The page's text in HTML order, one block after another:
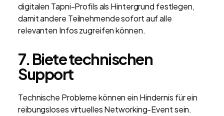
digitalen Tapni-Profils als Hintergrund festlegen,
damit andere Teilnehmende sofort auf alle
relevanten Infos zugreifen können.
7. Biete technischen
Support
Technische Probleme können ein Hindernis für ein
reibungsloses virtuelles Networking-Event sein.